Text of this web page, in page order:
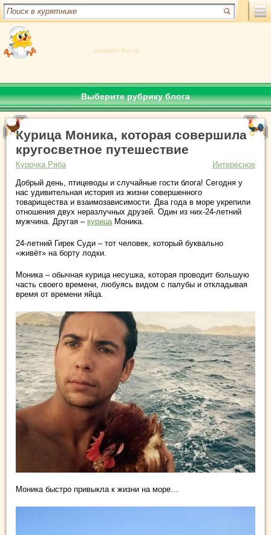
www.pro-kur.ru
Выберите рубрику блога
Курица Моника, которая совершила
кругосветное путешествие
Курочка Ряба
Интересное
Добрый день, птицеводы и случайные гости блога! Сегодня у
нас удивительная история из жизни совершенного
товарищества и взаимозависимости. Два года в море укрепили
отношения двух неразлучных друзей. Один из них-24-летний
мужчина. Другая – курицаМоника.
24-летний Гирек Суди – тот человек, который буквально
«живёт» на борту лодки.
Моника – обычная курица несушка, которая проводит большую
часть своего времени, любуясь видом с палубы и откладывая
время от времени яйца.
Моника быстро привыкла к жизни на море…